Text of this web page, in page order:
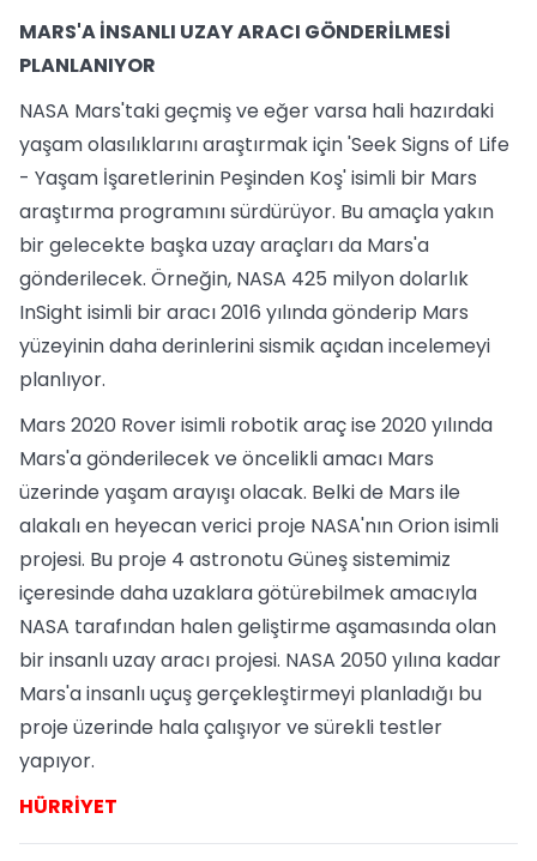
MARS'A İNSANLI UZAY ARACI GÖNDERİLMESİ
PLANLANIYOR
NASA Mars'taki geçmiş ve eğer varsa hali hazırdaki
yaşam olasılıklarını araştırmak için 'Seek Signs of Life
- Yaşam İşaretlerinin Peşinden Koş' isimli bir Mars
araştırma programını sürdürüyor. Bu amaçla yakın
bir gelecekte başka uzay araçları da Mars'a
gönderilecek. Örneğin, NASA 425 milyon dolarlık
InSight isimli bir aracı 2016 yılında gönderip Mars
yüzeyinin daha derinlerini sismik açıdan incelemeyi
planlıyor.
Mars 2020 Rover isimli robotik araç ise 2020 yılında
Mars'a gönderilecek ve öncelikli amacı Mars
üzerinde yaşam arayışı olacak. Belki de Mars ile
alakalı en heyecan verici proje NASA'nın Orion isimli
projesi. Bu proje 4 astronotu Güneş sistemimiz
içeresinde daha uzaklara götürebilmek amacıyla
NASA tarafından halen geliştirme aşamasında olan
bir insanlı uzay aracı projesi. NASA 2050 yılına kadar
Mars'a insanlı uçuş gerçekleştirmeyi planladığı bu
proje üzerinde hala çalışıyor ve sürekli testler
yapıyor.
HÜRRİYET